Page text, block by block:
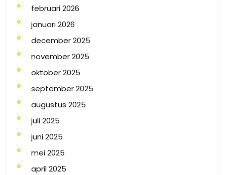
februari 2026
januari 2026
december 2025
november 2025
oktober 2025
september 2025
augustus 2025
juli 2025
juni 2025
mei 2025
april 2025